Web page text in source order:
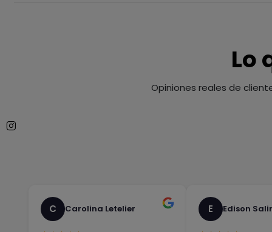
Lo
Opiniones reales de
C Carolina Letelier E Edison